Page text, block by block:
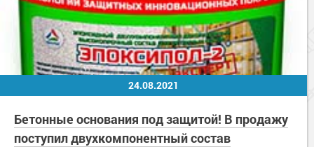
24.08.2021
Бетонные основания под защитой! В продажу
поступил двухкомпонентный состав